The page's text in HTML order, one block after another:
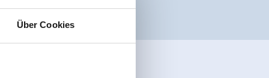
Über Cookies